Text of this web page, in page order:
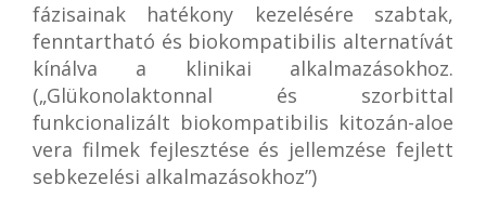
fázisainak hatékony kezelésére szabtak,
fenntartható és biokompatibilis alternatívát
kínálva a klinikai alkalmazásokhoz.
(„Glükonolaktonnal és szorbittal
funkcionalizált biokompatibilis kitozán-aloe
vera filmek fejlesztése és jellemzése fejlett
sebkezelési alkalmazásokhoz”)